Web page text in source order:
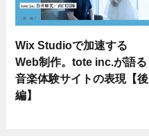
Wix Studioで加速する
Web制作。tote inc.が語る
音楽体験サイトの表現【後
編】